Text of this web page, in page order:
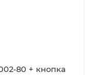
80 + кнопка